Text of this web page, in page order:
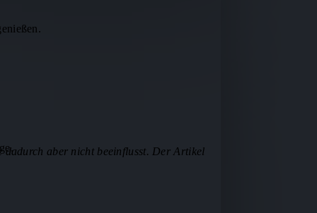
dadurch aber nicht beeinflusst. Der Artikel